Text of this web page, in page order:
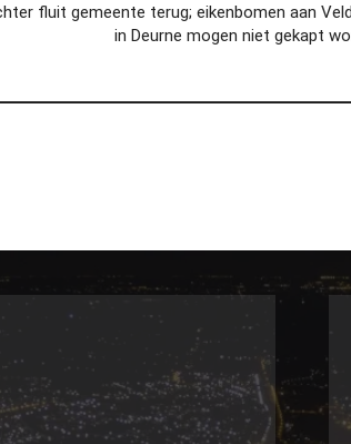
fluit gemeente terug; eikenbomen aan
in Deurne mogen niet gekapt